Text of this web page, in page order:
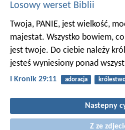
Losowy werset Biblii
Twoja, PANIE, jest wielkość,
majestat. Wszystko bowiem,
jest twoje. Do ciebie należy
jesteś wyniesiony ponad
I Kronik 29:11 adoracja
Nastepny
Z ze